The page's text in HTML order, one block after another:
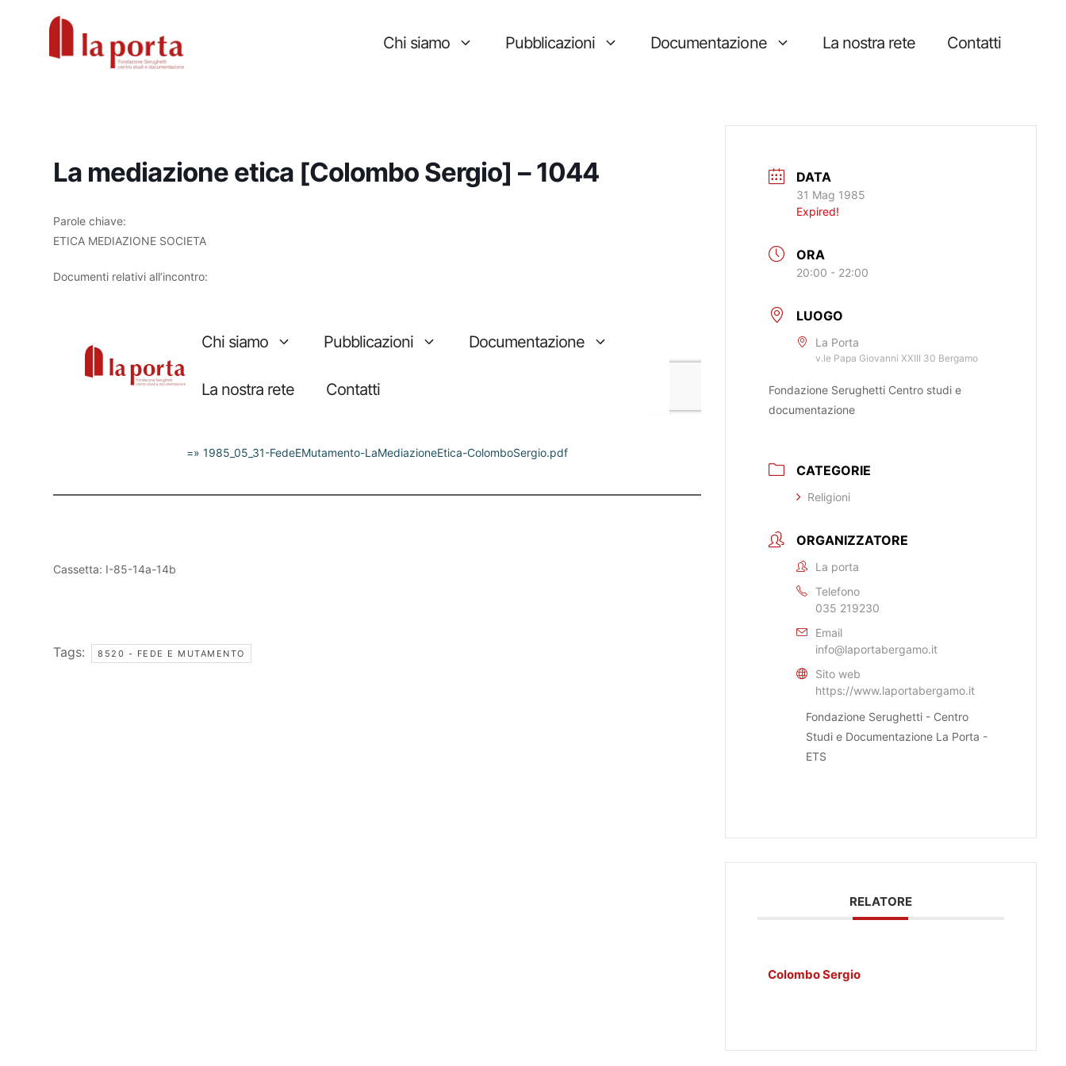
Chi siamo Pubblicazioni Documentazione La nostra rete Contatti
La mediazione etica [Colombo Sergio] – 1044
Parole chiave:
ETICA MEDIAZIONE SOCIETA
Documenti relativi all’incontro:
=» 1985_05_31-FedeEMutamento-LaMediazioneEtica-ColomboSergio.pdf
Cassetta: I-85-14a-14b
Tags: 8520 - FEDE E MUTAMENTO
DATA
31 Mag 1985
Expired!
ORA
20:00 - 22:00
LUOGO
La Porta
v.le Papa Giovanni XXIII 30 Bergamo
Fondazione Serughetti Centro studi e
documentazione
CATEGORIE
Religioni
ORGANIZZATORE
La porta
Telefono
035 219230
Email
info@laportabergamo.it
Sito web
https://www.laportabergamo.it
Fondazione Serughetti - Centro
Studi e Documentazione La Porta -
ETS
RELATORE
Colombo Sergio